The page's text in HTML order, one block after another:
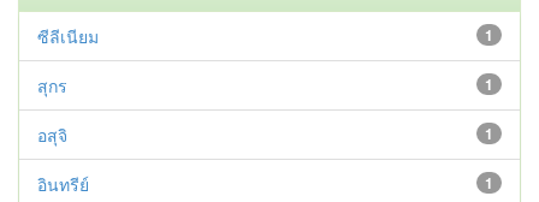
1
ซีลีเนียม
1
สุกร
1
อสุจิ
1
อินทรีย์